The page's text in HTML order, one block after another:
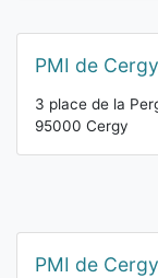
PMI de Cergy
3 place de la
95000 Cergy
PMI de Cergy